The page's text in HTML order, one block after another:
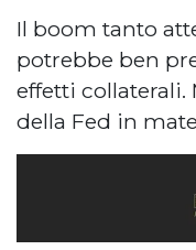
Il boom tanto
potrebbe ben
effetti collaterali.
della Fed in